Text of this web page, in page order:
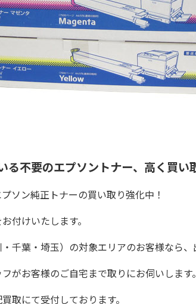
る不要のエプソントナー、高く買い
ソン純正トナーの買い取り強化中！
付けいたします。
千葉・埼玉）の対象エリアのお客様なら、
がお客様のご自宅まで取りにお伺いします。
取にて受付しております。